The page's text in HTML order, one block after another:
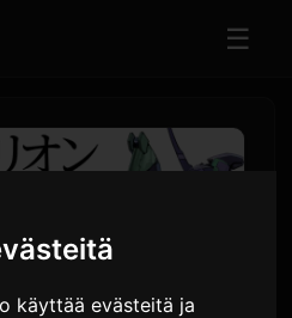
käyttää evästeitä ja
☰